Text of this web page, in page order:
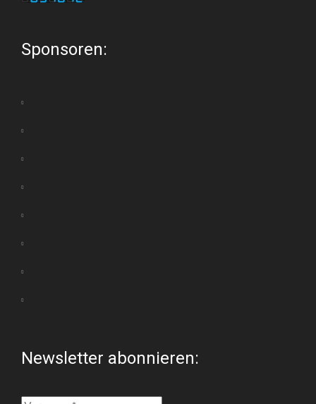
Sponsoren:
Newsletter abonnieren: